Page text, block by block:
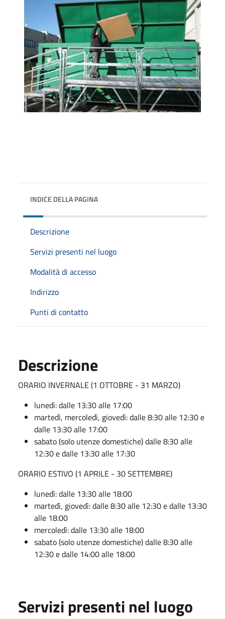
INDICE DELLA PAGINA
Descrizione
Servizi presenti nel luogo
Modalità di accesso
Indirizzo
Punti di contatto
Descrizione
ORARIO INVERNALE (1 OTTOBRE - 31 MARZO)
lunedì: dalle 13:30 alle 17:00
martedì, mercoledì, giovedì: dalle 8:30 alle 12:30 e
dalle 13:30 alle 17:00
sabato (solo utenze domestiche) dalle 8:30 alle
12:30 e dalle 13:30 alle 17:30
ORARIO ESTIVO (1 APRILE - 30 SETTEMBRE)
lunedì: dalle 13:30 alle 18:00
martedì, giovedì: dalle 8:30 alle 12:30 e dalle 13:30
alle 18:00
mercoledì: dalle 13:30 alle 18:00
sabato (solo utenze domestiche) dalle 8:30 alle
12:30 e dalle 14:00 alle 18:00
Servizi presenti nel luogo